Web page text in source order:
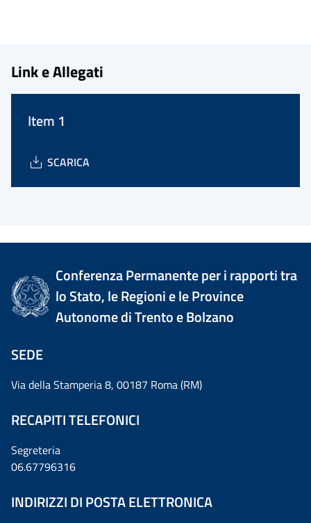
Link e Allegati
Item 1
SCARICA
Conferenza Permanente per i rapporti tra
lo Stato, le Regioni e le Province
Autonome di Trento e Bolzano
SEDE
Via della Stamperia 8, 00187 Roma (RM)
RECAPITI TELEFONICI
Segreteria
06.67796316
INDIRIZZI DI POSTA ELETTRONICA